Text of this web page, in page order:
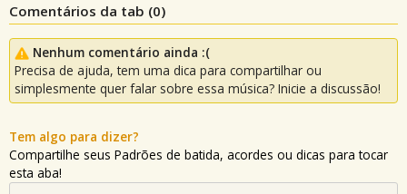
Comentários da tab (0)
Nenhum comentário ainda :(
Precisa de ajuda, tem uma dica para compartilhar ou
simplesmente quer falar sobre essa música? Inicie a discussão!
Tem algo para dizer?
Compartilhe seus Padrões de batida, acordes ou dicas para tocar
esta aba!